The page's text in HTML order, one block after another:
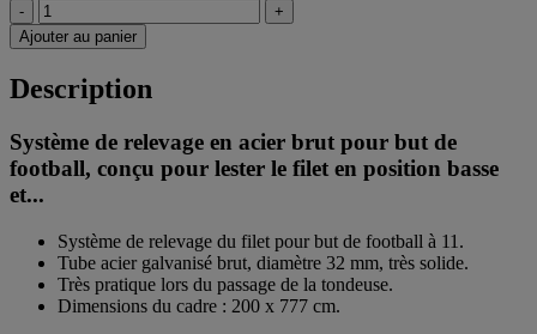
-
+
Ajouter au panier
Description
Système de relevage en acier brut pour but de
football, conçu pour lester le filet en position basse
et...
Système de relevage du filet pour but de football à 11.
Tube acier galvanisé brut, diamètre 32 mm, très solide.
Très pratique lors du passage de la tondeuse.
Dimensions du cadre : 200 x 777 cm.